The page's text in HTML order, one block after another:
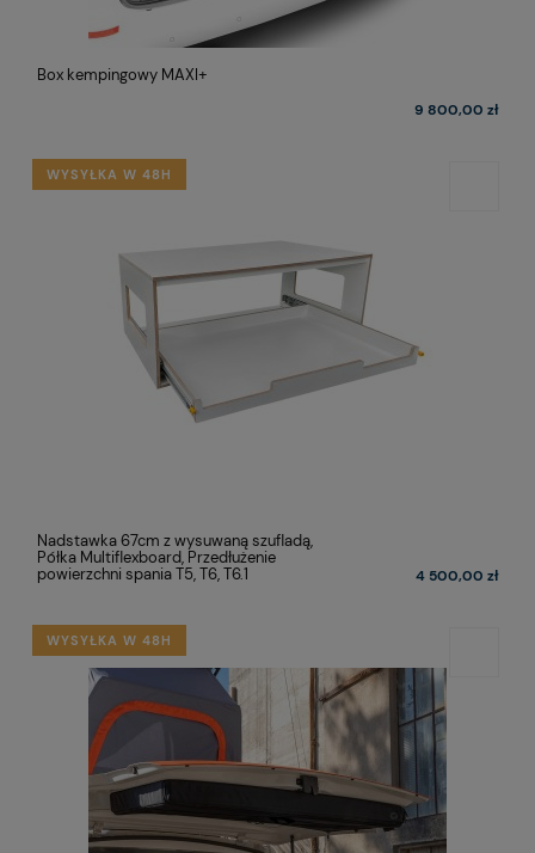
Box kempingowy MAXI+
9 800,00 zł
Nadstawka 67cm z wysuwaną szufladą,
Półka Multiflexboard, Przedłużenie
powierzchni spania T5, T6, T6.1
4 500,00 zł
WYSYŁKA W 48H
WYSYŁKA W 48H